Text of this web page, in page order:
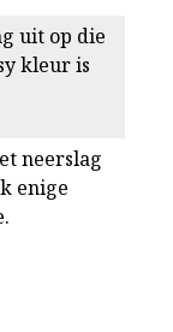
uit op die
kleur is
neerslag
enige